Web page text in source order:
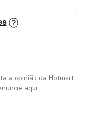
a opinião da Hotmart.
aqui